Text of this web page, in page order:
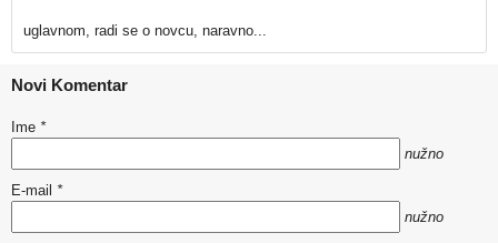
uglavnom, radi se o novcu, naravno...
Novi Komentar
Ime *
nužno
E-mail *
nužno